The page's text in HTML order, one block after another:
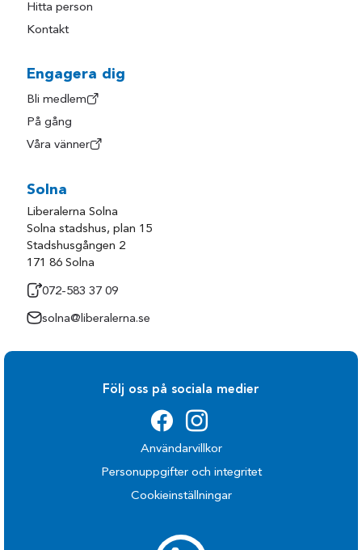
Hitta person
Kontakt
Engagera dig
Bli medlem
På gång
Våra vänner
Solna
Liberalerna Solna
Solna stadshus, plan 15
Stadshusgången 2
171 86 Solna
072-583 37 09
solna@liberalerna.se
Följ oss på sociala medier
Användarvillkor
Personuppgifter och integritet
Cookieinställningar